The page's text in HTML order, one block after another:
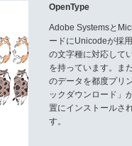
OpenType
Adobe Systemsと
ードにUnicodeが採
の文字種に対応して
を持っています。ま
のデータを都度プリ
ックダウンロード」
置にインストールさ
す。